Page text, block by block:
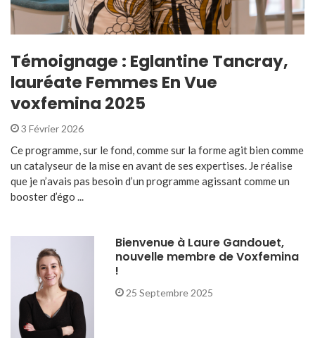
Témoignage : Eglantine Tancray,
lauréate Femmes En Vue
voxfemina 2025
3 Février 2026
Ce programme, sur le fond, comme sur la forme agit bien comme
un catalyseur de la mise en avant de ses expertises. Je réalise
que je n’avais pas besoin d’un programme agissant comme un
booster d’égo ...
Bienvenue à Laure Gandouet,
nouvelle membre de Voxfemina
!
25 Septembre 2025